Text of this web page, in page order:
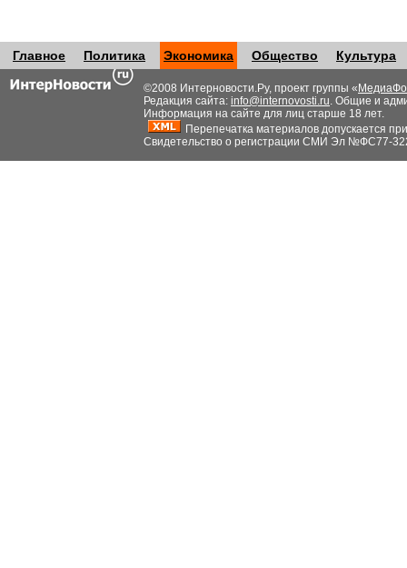
Главное Политика Экономика Общество Культура
©2008 Интерновости.Ру, проект группы «
Редакция сайта: info@internovosti.ru. Общие и
Информация на сайте для лиц старше 18 лет.
Перепечатка материалов допускается
Свидетельство о регистрации СМИ Эл №ФС77-